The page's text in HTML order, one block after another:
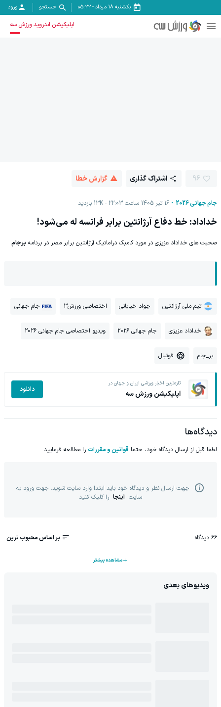
یکشنبه ۱۸ مرداد -
05:22 جستجو ورود
اپلیکیشن اندروید ورزش سه
جام جهانی 2026 16 تیر 1405 ساعت 22:03 13K بازدید
96 اشتراک گذاری گزارش خطا
خداداد: خط دفاع آرژانتین برابر فرانسه له می‌شود!
صحبت های خداداد عزیزی در مورد کامبک دراماتیک آرژانتین برابر مصر در برنامه برجام
تیم ملی آرژانتین جواد خیابانی اختصاصی ورزش3 جام جهانی
خداداد عزیزی جام جهانی 2026 ویدیو اختصاصی جام جهانی 2026
بر_جام فوتبال
تازه‌ترین اخبار ورزشی ایران و جهان در
اپلیکیشن ورزش سه دانلود
دیدگاه‌ها
لطفا قبل از ارسال دیدگاه خود، حتما قوانین و مقررات را مطالعه فرمایید.
جهت ارسال نظر و دیدگاه خود باید ابتدا وارد سایت شوید. جهت ورود به
سایت اینجا را کلیک کنید
66 دیدگاه بر اساس محبوب ترین
مشاهده بیشتر
ویدیوهای بعدی